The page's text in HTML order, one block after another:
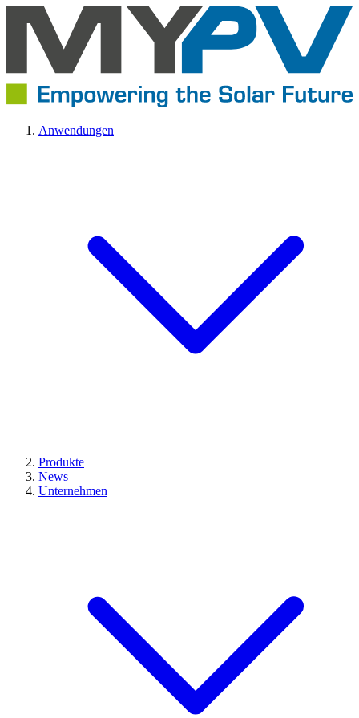
Anwendungen
Produkte
News
Unternehmen